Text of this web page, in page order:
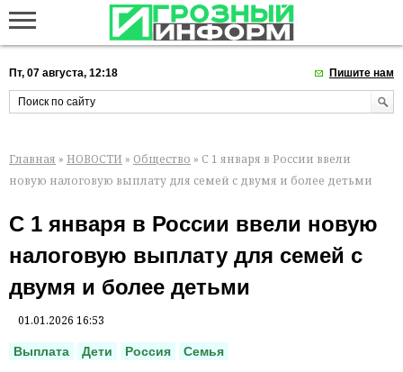
Пт, 07 августа, 12:18 Пишите нам
Главная » НОВОСТИ » Общество » С 1 января в России ввели
новую налоговую выплату для семей с двумя и более детьми
С 1 января в России ввели новую
налоговую выплату для семей с
двумя и более детьми
01.01.2026 16:53
Выплата Дети Россия Семья